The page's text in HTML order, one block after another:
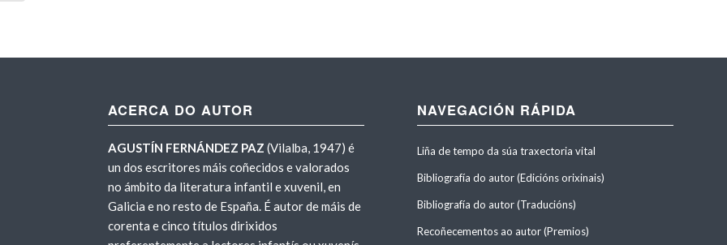
ACERCA DO AUTOR
AGUSTÍN FERNÁNDEZ PAZ (Vilalba, 1947) é
un dos escritores máis coñecidos e valorados
no ámbito da literatura infantil e xuvenil, en
Galicia e no resto de España. É autor de máis de
corenta e cinco títulos dirixidos
NAVEGACIÓN RÁPIDA
Liña de tempo da súa traxectoria vital
Bibliografía do autor (Edicións orixinais)
Bibliografía do autor (Traducións)
Recoñecementos ao autor (Premios)